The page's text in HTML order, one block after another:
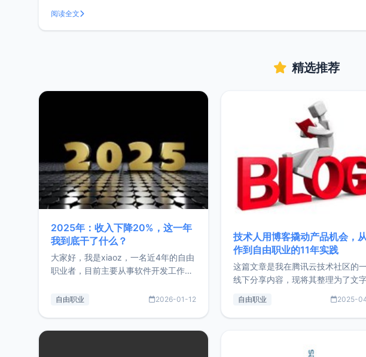
阅读全文
精选推荐
2025年：收入下降20%，这一年
我到底干了什么？
大家好，我是xiaoz，一名近4年的自由
职业者，目前主要从事软件开发工作。
的总结，内容主要包括：工作、学习、
自由职业 2026-01-12
技术人用博客撬动产品机会，
作到自由职业的11年实践
这篇文章是我在腾讯云技术社区的
线下分享内容，现将其整理为了文
版，分享了写博客11年来的经历，以
通过博客过渡到做产品和走向自由职
的一个小故事。文中还首次公开了
自由职业 2025-